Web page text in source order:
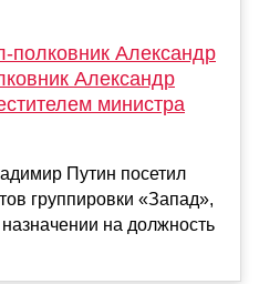
полковник Александр
Александр
министра
Путин посетил
группировки «Запад»,
на должность